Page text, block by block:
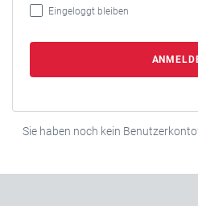
Eingeloggt bleiben
Sie haben noch kein